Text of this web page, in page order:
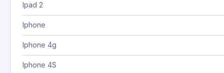
Ipad 2
Iphone
Iphone 4g
Iphone 4S